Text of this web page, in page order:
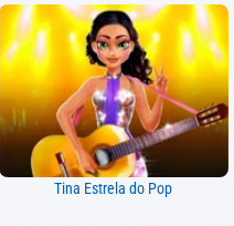
Tina Estrela do Pop